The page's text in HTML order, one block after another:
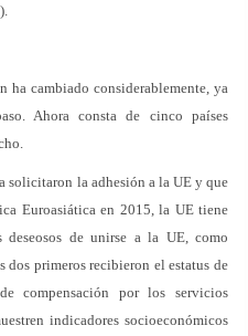
ha cambiado considerablemente, ya
Ahora consta de cinco países
solicitaron la adhesión a la UE y que
Euroasiática en 2015, la UE tiene
de unirse a la UE, como
primeros recibieron el estatus de
compensación por los servicios
indicadores socioeconómicos